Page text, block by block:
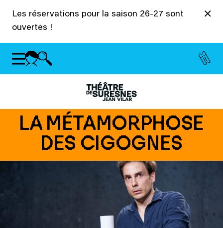
Les réservations pour la saison 26-27 sont
ouvertes !
LA MÉTAMORPHOSE
DES CIGOGNES